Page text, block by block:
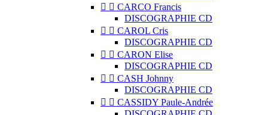
  CARCO Francis
DISCOGRAPHIE CD
  CAROL Cris
DISCOGRAPHIE CD
  CARON Elise
DISCOGRAPHIE CD
  CASH Johnny
DISCOGRAPHIE CD
  CASSIDY Paule-Andrée